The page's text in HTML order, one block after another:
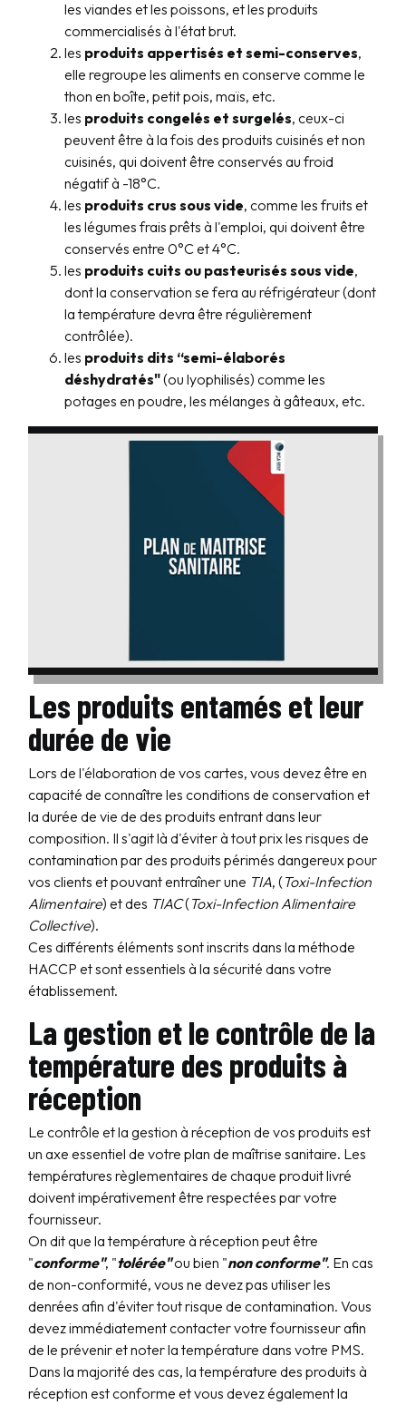
les viandes et les poissons, et les produits
commercialisés à l'état brut.
les produits appertisés et semi-conserves,
elle regroupe les aliments en conserve comme le
thon en boîte, petit pois, maïs, etc.
les produits congelés et surgelés, ceux-ci
peuvent être à la fois des produits cuisinés et non
cuisinés, qui doivent être conservés au froid
négatif à -18°C.
les produits crus sous vide, comme les fruits et
les légumes frais prêts à l'emploi, qui doivent être
conservés entre 0°C et 4°C.
les produits cuits ou pasteurisés sous vide,
dont la conservation se fera au réfrigérateur (dont
la température devra être régulièrement
contrôlée).
les produits dits “semi-élaborés
déshydratés"(ou lyophilisés) comme les
potages en poudre, les mélanges à gâteaux, etc.
Les produits entamés et leur
durée de vie
Lors de l'élaboration de vos cartes, vous devez être en
capacité de connaître les conditions de conservation et
la durée de vie de des produits entrant dans leur
composition. Il s'agit là d'éviter à tout prix les risques de
contamination par des produits périmés dangereux pour
vos clients et pouvant entraîner une TIA, (Toxi-Infection
Alimentaire) et des TIAC(Toxi-Infection Alimentaire
Collective).
Ces différents éléments sont inscrits dans la méthode
HACCP et sont essentiels à la sécurité dans votre
établissement.
La gestion et le contrôle de la
température des produits à
réception
Le contrôle et la gestion à réception de vos produits est
un axe essentiel de votre plan de maîtrise sanitaire. Les
températures règlementaires de chaque produit livré
doivent impérativement être respectées par votre
fournisseur.
On dit que la température à réception peut être
"conforme", "tolérée"ou bien "non conforme". En cas
de non-conformité, vous ne devez pas utiliser les
denrées afin d'éviter tout risque de contamination. Vous
devez immédiatement contacter votre fournisseur afin
de le prévenir et noter la température dans votre PMS.
Dans la majorité des cas, la température des produits à
réception est conforme et vous devez également la